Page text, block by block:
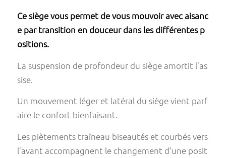
ag
Ce siège vous permet de vous mouvoir avec aisanc
e par transition en douceur dans les différentes p
ositions.
La suspension de profondeur du siège amortit l’as
sise.
Un mouvement léger et latéral du siège vient parf
aire le confort bienfaisant.
Les piètements traîneau biseautés et courbés vers
l’avant accompagnent le changement d’une posit